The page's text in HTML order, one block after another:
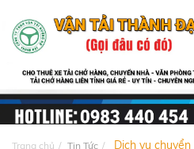
Trang chủ Tin Tức Dịch vụ